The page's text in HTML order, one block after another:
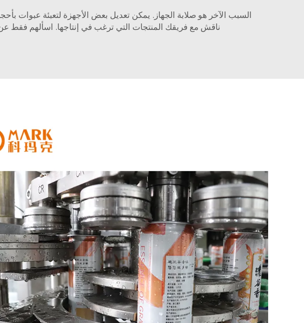
السبب الآخر هو صلابة الجهاز. يمكن تعديل بعض الأجهزة لتعبئة عبوات
ناقش مع فريقك المنتجات التي ترغب في إنتاجها. اسألهم فقط